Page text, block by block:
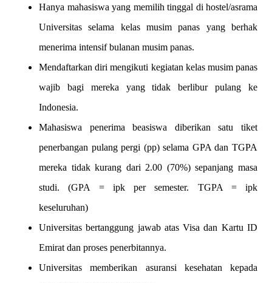
Hanya mahasiswa yang memilih tinggal di hostel/asrama
Universitas selama kelas musim panas yang berhak
menerima intensif bulanan musim panas.
Mendaftarkan diri mengikuti kegiatan kelas musim panas
wajib bagi mereka yang tidak berlibur pulang ke
Indonesia.
Mahasiswa penerima beasiswa diberikan satu tiket
penerbangan pulang pergi (pp) selama GPA dan TGPA
mereka tidak kurang dari 2.00 (70%) sepanjang masa
studi. (GPA = ipk per semester. TGPA = ipk
keseluruhan)
Universitas bertanggung jawab atas Visa dan Kartu ID
Emirat dan proses penerbitannya.
Universitas memberikan asuransi kesehatan kepada